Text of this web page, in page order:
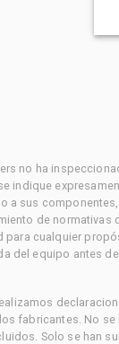
no ha
indique
sus componentes,
de normativas
cualquier
del equipo antes de
fabricantes. No se
Solo se han